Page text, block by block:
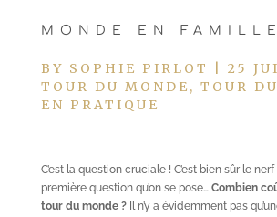
MONDE EN FAMILLE
BY SOPHIE PIRLOT 25
TOUR DU MONDE , TOUR
EN PRATIQUE
C’est la question cruciale ! C’est bien sûr le
première question qu’on se pose… Combien
tour du monde ?Il n’y a évidemment pas